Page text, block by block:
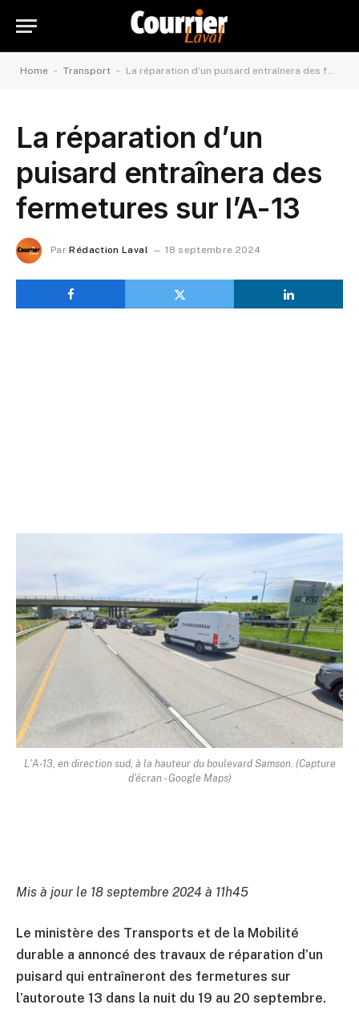
Home - Transport - La réparation d’un puisard entraînera des fermetures sur l’A-13
La réparation d’un
puisard entraînera des
fermetures sur l’A-13
Par Rédaction Laval 18 septembre 2024
L'A-13, en direction sud, à la hauteur du boulevard Samson. (Capture
d'écran - Google Maps)
Mis à jour le 18 septembre 2024 à 11h45
Le ministère des Transports et de la Mobilité
durable a annoncé des travaux de réparation d’un
puisard qui entraîneront des fermetures sur
l’autoroute 13 dans la nuit du 19 au 20 septembre.